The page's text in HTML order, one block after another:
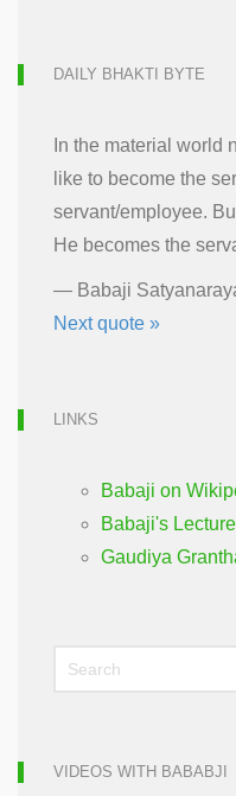
DAILY BHAKTI BYTE
In the material world
like to become the
servant/employee.
He becomes the
— Babaji
Next quote »
LINKS
Babaji on
Babaji's
Gaudiya
VIDEOS WITH BABABJI